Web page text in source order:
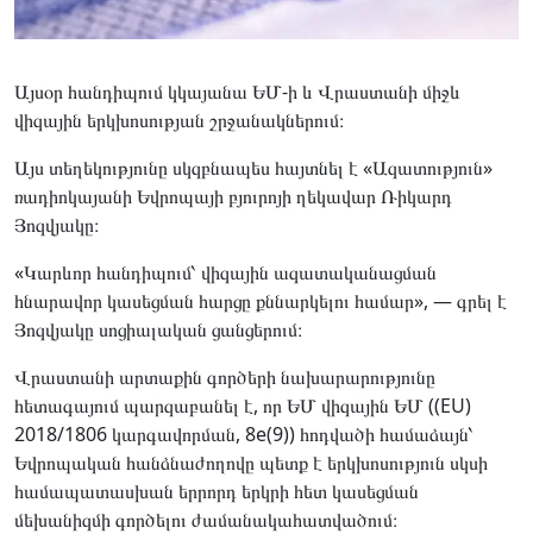
Այսօր հանդիպում կկայանա ԵՄ-ի և Վրաստանի միջև
վիզային երկխոսության շրջանակներում։
Այս տեղեկությունը սկզբնապես հայտնել է «Ազատություն»
ռադիոկայանի Եվրոպայի բյուրոյի ղեկավար Ռիկարդ
Յոզվյակը։
«Կարևոր հանդիպում՝ վիզային ազատականացման
հնարավոր կասեցման հարցը քննարկելու համար», — գրել է
Յոզվյակը սոցիալական ցանցերում։
Վրաստանի արտաքին գործերի նախարարությունը
հետագայում պարզաբանել է, որ ԵՄ վիզային ԵՄ ((EU)
2018/1806 կարգավորման, 8e(9)) հոդվածի համաձայն՝
Եվրոպական հանձնաժողովը պետք է երկխոսություն սկսի
համապատասխան երրորդ երկրի հետ կասեցման
մեխանիզմի գործելու ժամանակահատվածում։